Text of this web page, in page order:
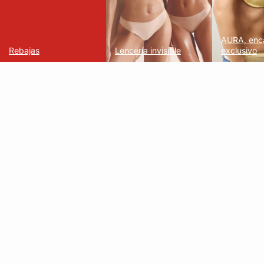
Rebajas Lencería invisible
AURA,
exclusivo